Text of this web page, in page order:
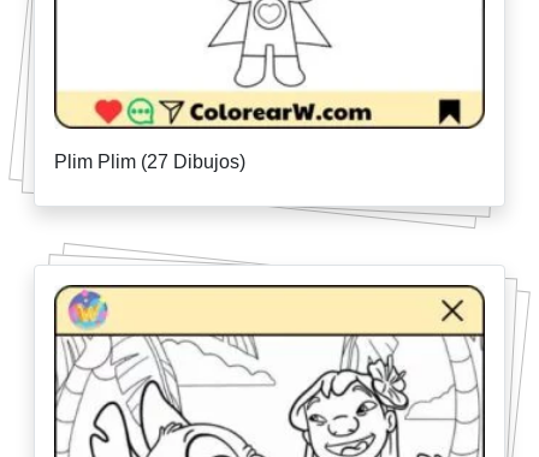
Plim Plim (27 Dibujos)